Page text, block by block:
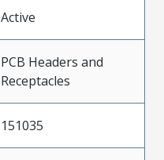
Active
PCB Headers and
Receptacles
151035